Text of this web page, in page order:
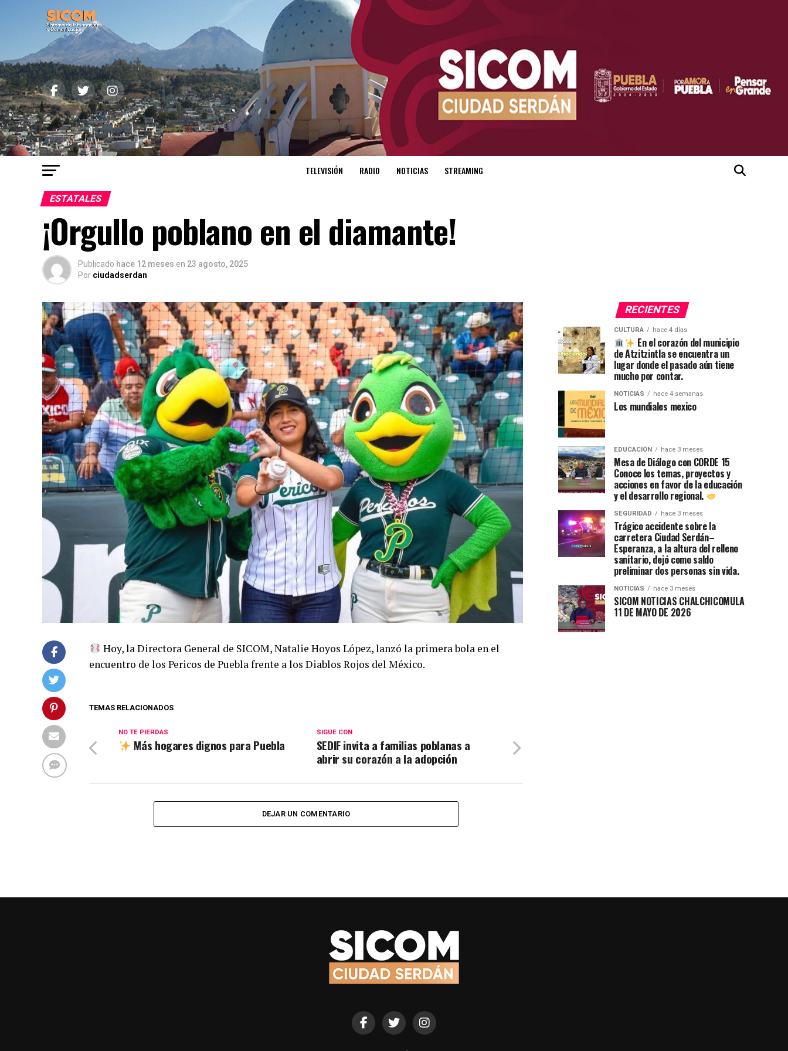
TELEVISIÓN RADIO NOTICIAS STREAMING
ESTATALES
¡Orgullo poblano en el diamante!
Publicado hace 12 meses en 23 agosto, 2025
Por ciudadserdan
Hoy, la Directora General de SICOM, Natalie Hoyos López, lanzó la primera bola en el
encuentro de los Pericos de Puebla frente a los Diablos Rojos del México.
TEMAS RELACIONADOS
SIGUE CON
SEDIF invita a familias poblanas a
abrir su corazón a la adopción
NO TE PIERDAS
Más hogares dignos para Puebla
DEJAR UN COMENTARIO
RECIENTES
CULTURA hace 4 días
En el corazón del municipio
de Atzitzintla se encuentra un
lugar donde el pasado aún tiene
mucho por contar.
NOTICIAS hace 4 semanas
Los mundiales mexico
EDUCACIÓN hace 3 meses
Mesa de Diálogo con CORDE 15
Conoce los temas, proyectos y
acciones en favor de la educación
y el desarrollo regional.
SEGURIDAD hace 3 meses
Trágico accidente sobre la
carretera Ciudad Serdán–
Esperanza, a la altura del relleno
sanitario, dejó como saldo
preliminar dos personas sin vida.
NOTICIAS hace 3 meses
SICOM NOTICIAS CHALCHICOMULA
11 DE MAYO DE 2026